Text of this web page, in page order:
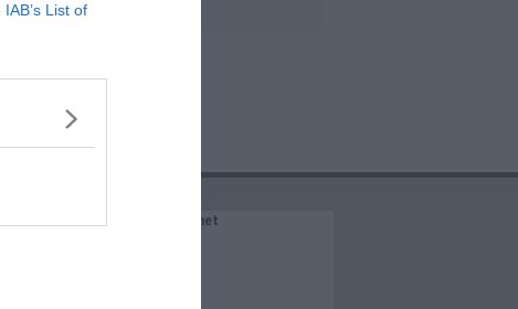
IAB’s List of
IL NETWORK QuiNews.net